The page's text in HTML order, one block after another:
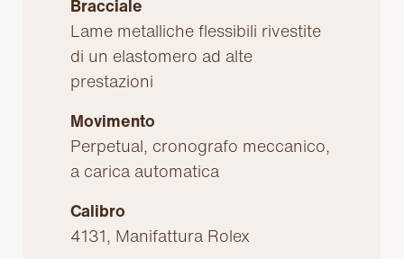
Bracciale
Lame metalliche flessibili rivestite
di un elastomero ad alte
prestazioni
Movimento
Perpetual, cronografo meccanico,
a carica automatica
Calibro
4131, Manifattura Rolex